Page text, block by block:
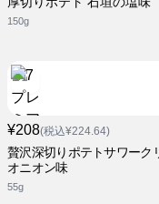
150g
¥208(税込¥224.64)
贅沢深切りポテトサワーク
オニオン味
55g